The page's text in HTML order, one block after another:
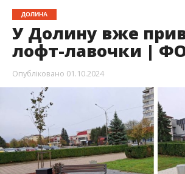
ДОЛИНА
У Долину вже
лофт-лавочки |
Опубліковано 01.10.2024